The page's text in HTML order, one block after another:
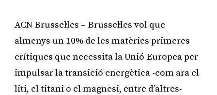
ACN Brussel·les – Brussel·les vol que
almenys un 10% de les matèries primeres
crítiques que necessita la Unió Europea per
impulsar la transició energètica -com ara el
liti, el titani o el magnesi, entre d’altres-